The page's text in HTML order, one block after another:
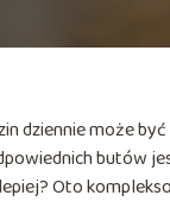
dziennie może
butów
Oto